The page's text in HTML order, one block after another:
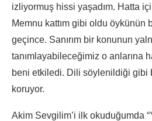
izliyormuş hissi yaşadım. Hatta
Memnu kattım gibi oldu öykünün
geçince. Sanırım bir konunun
tanımlayabileceğimiz o anlarına
beni etkiledi. Dili söylenildiği gibi
koruyor.
Akim Sevgilim’i ilk okuduğumda